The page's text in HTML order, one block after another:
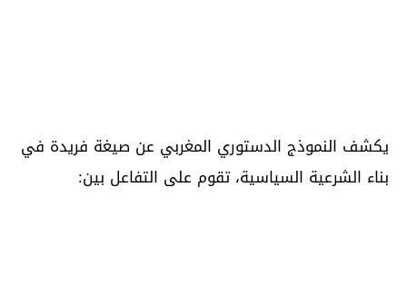
يكشف النموذج الدستوري المغربي عن صيغة فريدة في
بناء الشرعية السياسية، تقوم على التفاعل بين: